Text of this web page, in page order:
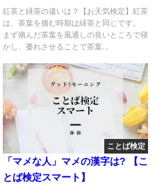
紅茶と緑茶の違いは？【お天気検定】紅茶
は、茶葉を摘む時期は緑茶と同じです。
まず摘んだ茶葉を風通しの良いところで寝
かし、萎れさせることで茶葉...
ことば検定
「マメな人」マメの漢字は? 【こ
とば検定スマート】